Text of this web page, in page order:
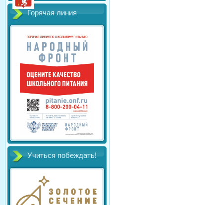
Горячая линия
Учиться побеждать!